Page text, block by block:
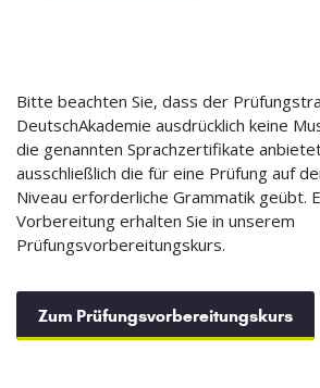
Bitte beachten Sie, dass der
DeutschAkademie ausdrücklich keine
die genannten Sprachzertifikate
ausschließlich die für eine Prüfung auf
Niveau erforderliche Grammatik geübt.
Vorbereitung erhalten Sie in unserem
Prüfungsvorbereitungskurs.
Zum Prüfungsvorbereitungskurs